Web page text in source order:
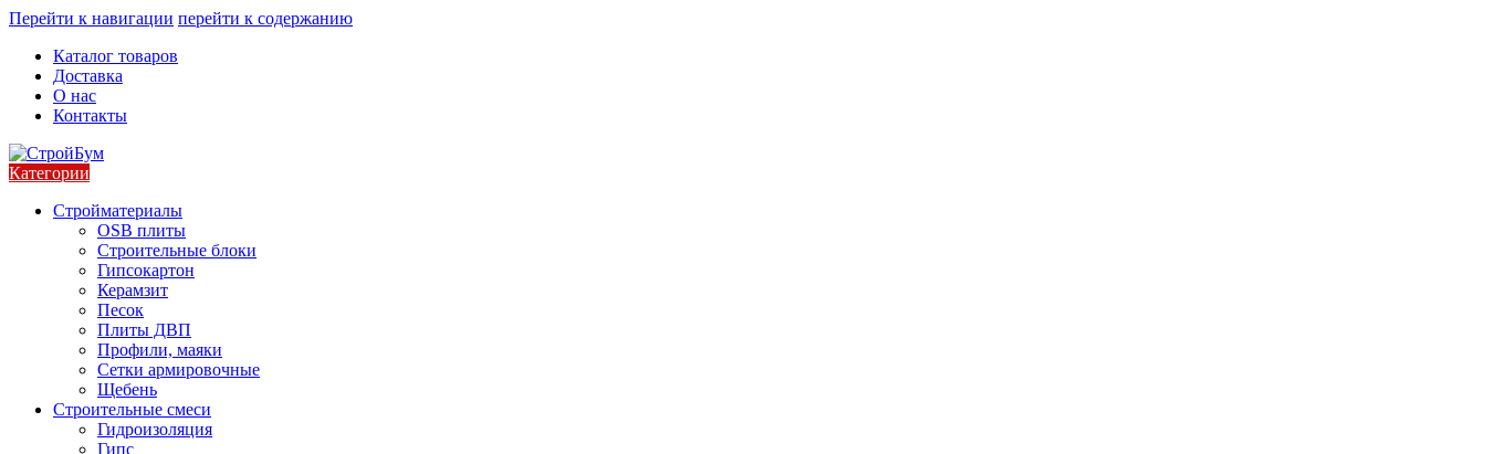
Перейти к навигации перейти к содержанию
Каталог товаров
Доставка
О нас
Контакты
Категории
Стройматериалы
OSB плиты
Строительные блоки
Гипсокартон
Керамзит
Песок
Плиты ДВП
Профили, маяки
Сетки армировочные
Щебень
Строительные смеси
Гидроизоляция
Гипс